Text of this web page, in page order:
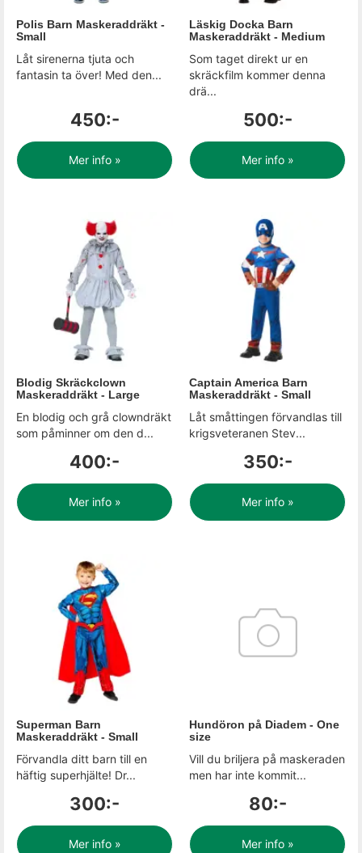
Polis Barn Maskeraddräkt -
Small
Låt sirenerna tjuta och
fantasin ta över! Med den...
450:-
Mer info »
Läskig Docka Barn
Maskeraddräkt - Medium
Som taget direkt ur en
skräckfilm kommer denna
drä...
500:-
Mer info »
Blodig Skräckclown
Maskeraddräkt - Large
En blodig och grå clowndräkt
som påminner om den d...
400:-
Mer info »
Captain America Barn
Maskeraddräkt - Small
Låt småttingen förvandlas till
krigsveteranen Stev...
350:-
Mer info »
Superman Barn
Maskeraddräkt - Small
Förvandla ditt barn till en
häftig superhjälte! Dr...
300:-
Mer info »
Hundöron på Diadem - One
size
Vill du briljera på maskeraden
men har inte kommit...
80:-
Mer info »